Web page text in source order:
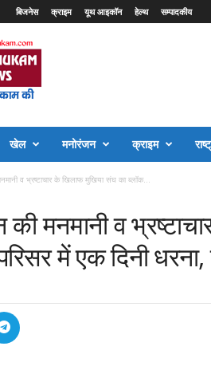
बिजनेस क्राइम यूथ आइकॉन हेल्थ सम्पादकीय
खेल मनोरंजन क्राइम
व भ्रष्टाचार के खिलाफ मुखिया संघ का ब्लॉक...
मनमानी व
में एक दिनी